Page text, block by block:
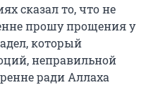
сказал то, что не
прошу прощения у
который
неправильной
ради Аллаха